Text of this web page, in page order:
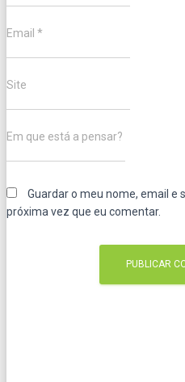
Email *
Site
Em que está a pensar?
Guardar o meu nome, email e
próxima vez que eu comentar.